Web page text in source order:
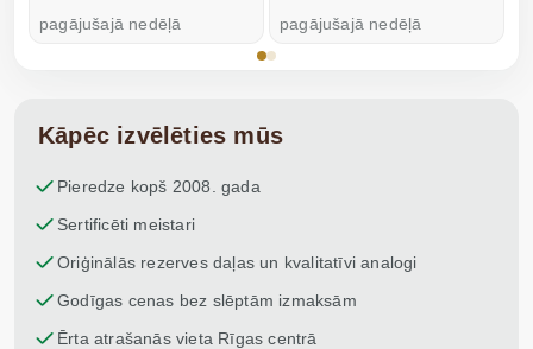
pagājušajā nedēļā pagājušajā nedēļā
Kāpēc izvēlēties mūs
Pieredze kopš 2008. gada
Sertificēti meistari
Oriģinālās rezerves daļas un kvalitatīvi analogi
Godīgas cenas bez slēptām izmaksām
Ērta atrašanās vieta Rīgas centrā